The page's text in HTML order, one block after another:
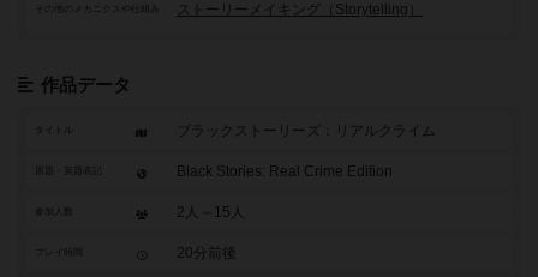
その他のメカニクスや仕組み ストーリーメイキング（Storytelling）
作品データ
タイトル ブラックストーリーズ：リアルクライム
Black Stories: Real Crime Edition
参加人数 2人～15人
20分前後